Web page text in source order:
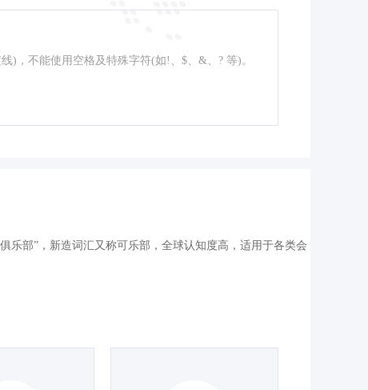
)，不能使用空格及特殊字符(如!、$、&、? 等)。
乐部”，新造词汇又称可乐部，全球认知度高，适用于各类会